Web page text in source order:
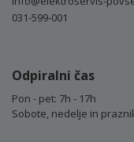
031-599-001
Odpiralni čas
Pon - pet: 7h - 17h
Sobote, nedelje in